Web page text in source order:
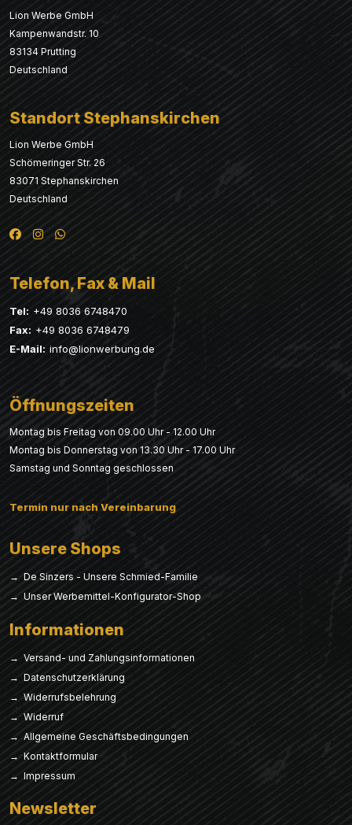
Lion Werbe GmbH
Kampenwandstr. 10
83134 Prutting
Deutschland
Standort Stephanskirchen
Lion Werbe GmbH
Schömeringer Str. 26
83071 Stephanskirchen
Deutschland
Telefon, Fax & Mail
Tel: +49 8036 6748470
Fax: +49 8036 6748479
E-Mail: info@lionwerbung.de
Öffnungszeiten
Montag bis Freitag von 09.00 Uhr - 12.00 Uhr
Montag bis Donnerstag von 13.30 Uhr - 17.00 Uhr
Samstag und Sonntag geschlossen
Termin nur nach Vereinbarung
Unsere Shops
→ De Sinzers - Unsere Schmied-Familie
→ Unser Werbemittel-Konfigurator-Shop
Informationen
→ Versand- und Zahlungsinformationen
→ Datenschutzerklärung
→ Widerrufsbelehrung
→ Widerruf
→ Allgemeine Geschäftsbedingungen
→ Kontaktformular
→ Impressum
Newsletter